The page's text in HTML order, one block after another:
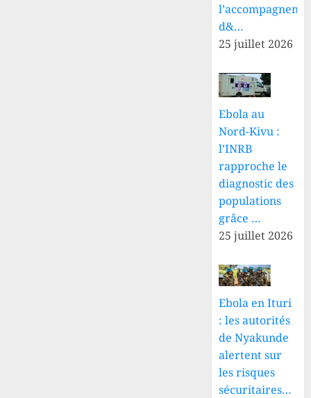
d&…
25 juillet 2026
Ebola au
Nord-Kivu :
l’INRB
rapproche le
diagnostic des
populations
grâce …
25 juillet 2026
Ebola en Ituri
: les autorités
de Nyakunde
alertent sur
les risques
sécuritaires…